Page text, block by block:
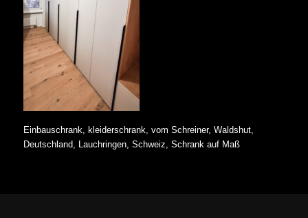
Einbauschrank, kleiderschrank, vom Schreiner, Waldshut,
Deutschland, Lauchringen, Schweiz, Schrank auf Maß